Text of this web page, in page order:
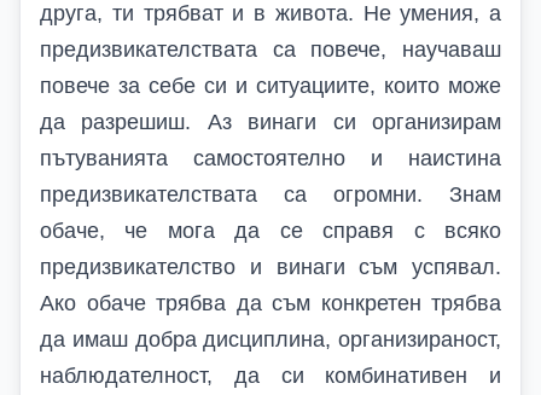
друга, ти трябват и в живота. Не умения, а
предизвикателствата са повече, научаваш
повече за себе си и ситуациите, които може
да разрешиш. Аз винаги си организирам
пътуванията самостоятелно и наистина
предизвикателствата са огромни. Знам
обаче, че мога да се справя с всяко
предизвикателство и винаги съм успявал.
Ако обаче трябва да съм конкретен трябва
да имаш добра дисциплина, организираност,
наблюдателност, да си комбинативен и